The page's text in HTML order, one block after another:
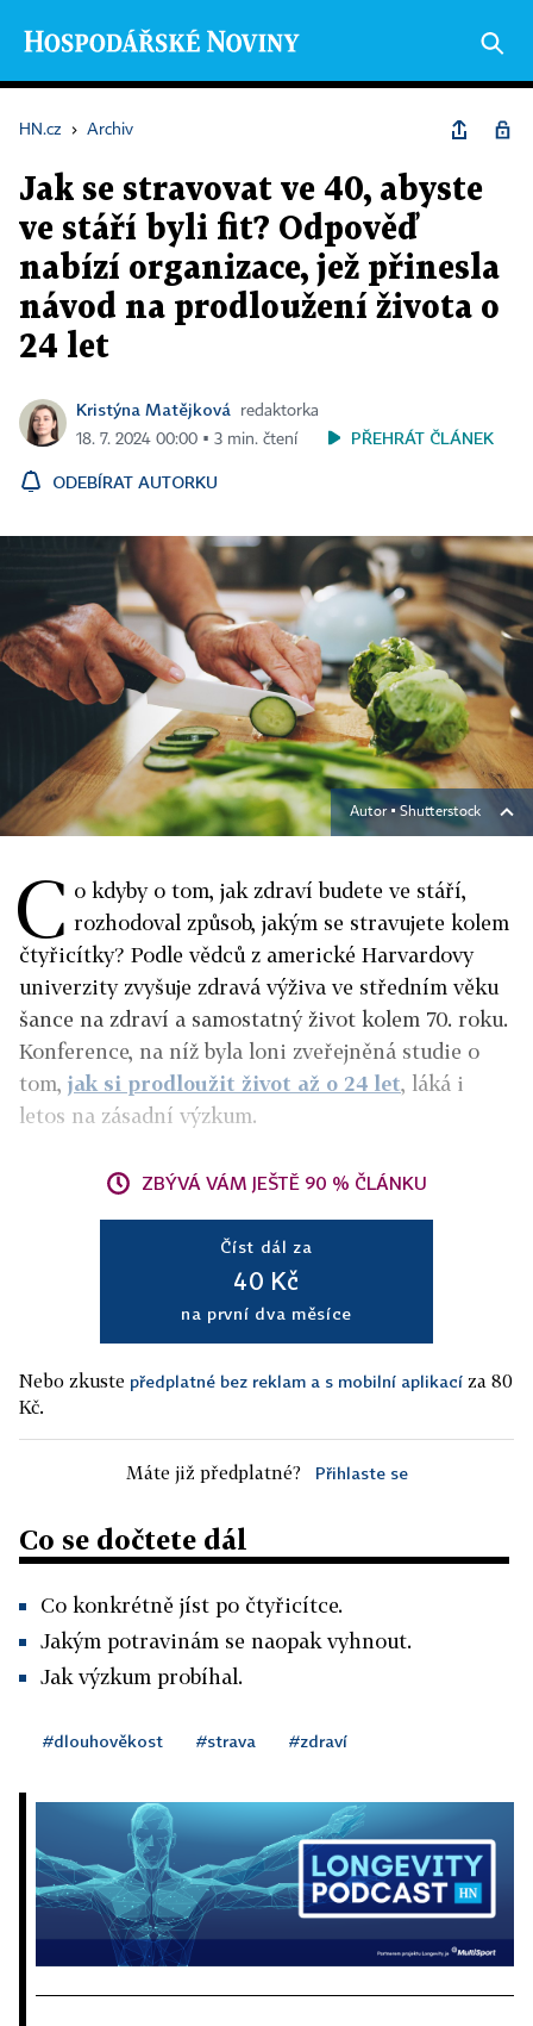
HN.cz › Archiv
Jak se stravovat ve 40, abyste
ve stáří byli fit? Odpověď
nabízí organizace, jež přinesla
návod na prodloužení života o
24 let
Kristýna Matějková
redaktorka
18. 7. 2024 00:00 ▪ 3 min. čtení
PŘEHRÁT ČLÁNEK
ODEBÍRAT AUTORKU
Autor ▪Shutterstock
C o kdyby o tom, jak zdraví budete ve stáří,
rozhodoval způsob, jakým se stravujete kolem
čtyřicítky? Podle vědců z americké Harvardovy
univerzity zvyšuje zdravá výživa ve středním věku
šance na zdraví a samostatný život kolem 70. roku.
Konference, na níž byla loni zveřejněná studie o
tom, jak si prodloužit život až o 24 let, láká i
letos na zásadní výzkum.
ZBÝVÁ VÁM JEŠTĚ 90 % ČLÁNKU
Číst dál za
40 Kč
na první dva měsíce
Nebo zkuste předplatné bez reklam a s mobilní aplikací za 80
Kč.
Máte již předplatné? Přihlaste se
Co se dočtete dál
Co konkrétně jíst po čtyřicítce.
Jakým potravinám se naopak vyhnout.
Jak výzkum probíhal.
#dlouhověkost #strava #zdraví